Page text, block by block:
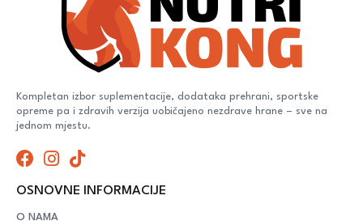
Kompletan izbor suplementacije, dodataka prehrani, sportske
opreme pa i zdravih verzija uobičajeno nezdrave hrane – sve na
jednom mjestu.
OSNOVNE INFORMACIJE
O NAMA